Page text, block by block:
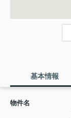
基本情報
物件名